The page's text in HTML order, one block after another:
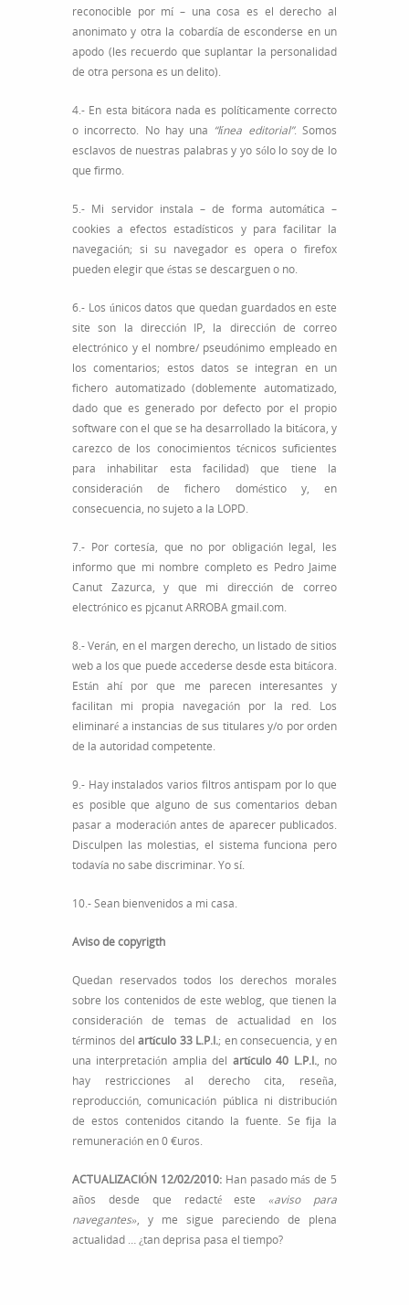
reconocible por mí – una cosa es el derecho al
anonimato y otra la cobardía de esconderse en un
apodo (les recuerdo que suplantar la personalidad
de otra persona es un delito).
4.- En esta bitácora nada es políticamente correcto
o incorrecto. No hay una “línea editorial”. Somos
esclavos de nuestras palabras y yo sólo lo soy de lo
que firmo.
5.- Mi servidor instala – de forma automática –
cookies a efectos estadísticos y para facilitar la
navegación; si su navegador es opera o firefox
pueden elegir que éstas se descarguen o no.
6.- Los únicos datos que quedan guardados en este
site son la dirección IP, la dirección de correo
electrónico y el nombre/ pseudónimo empleado en
los comentarios; estos datos se integran en un
fichero automatizado (doblemente automatizado,
dado que es generado por defecto por el propio
software con el que se ha desarrollado la bitácora, y
carezco de los conocimientos técnicos suficientes
para inhabilitar esta facilidad) que tiene la
consideración de fichero doméstico y, en
consecuencia, no sujeto a la LOPD.
7.- Por cortesía, que no por obligación legal, les
informo que mi nombre completo es Pedro Jaime
Canut Zazurca, y que mi dirección de correo
electrónico es pjcanut ARROBA gmail.com.
8.- Verán, en el margen derecho, un listado de sitios
web a los que puede accederse desde esta bitácora.
Están ahí por que me parecen interesantes y
facilitan mi propia navegación por la red. Los
eliminaré a instancias de sus titulares y/o por orden
de la autoridad competente.
9.- Hay instalados varios filtros antispam por lo que
es posible que alguno de sus comentarios deban
pasar a moderación antes de aparecer publicados.
Disculpen las molestias, el sistema funciona pero
todavía no sabe discriminar. Yo sí.
10.- Sean bienvenidos a mi casa.
Aviso de copyrigth
Quedan reservados todos los derechos morales
sobre los contenidos de este weblog, que tienen la
consideración de temas de actualidad en los
términos del artículo 33 L.P.I.; en consecuencia, y en
una interpretación amplia del artículo 40 L.P.I., no
hay restricciones al derecho cita, reseña,
reproducción, comunicación pública ni distribución
de estos contenidos citando la fuente. Se fija la
remuneración en 0 €uros.
ACTUALIZACIÓN 12/02/2010:Han pasado más de 5
años desde que redacté este«aviso para
navegantes», y me sigue pareciendo de plena
actualidad … ¿tan deprisa pasa el tiempo?